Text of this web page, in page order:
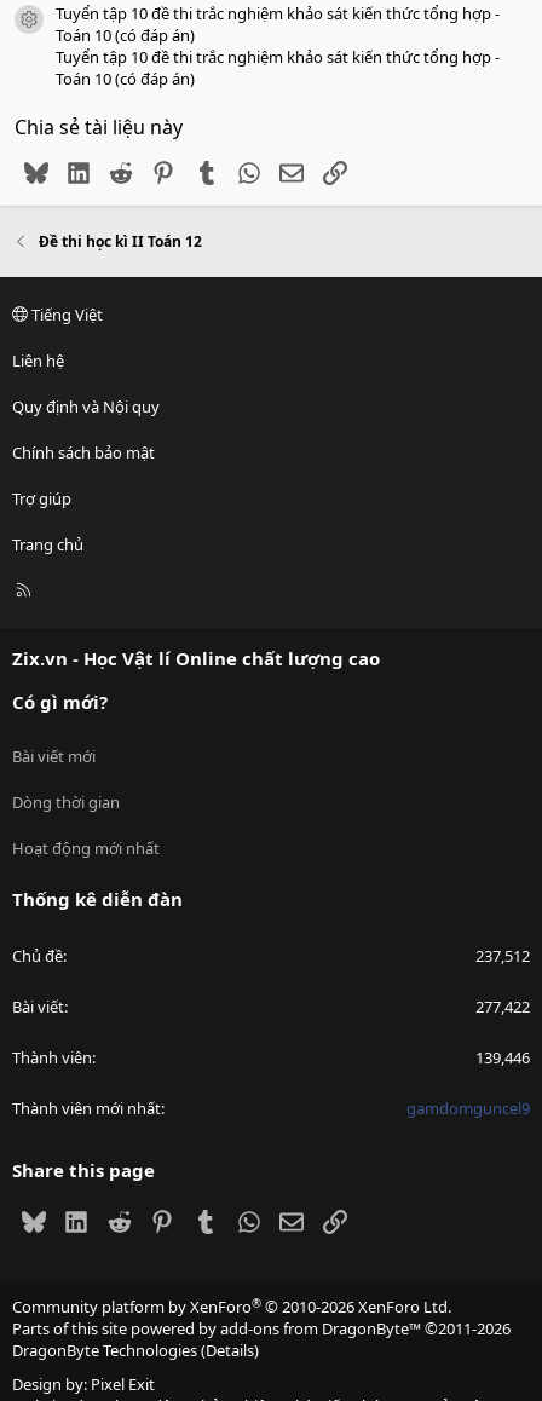
icon tài liệu
Tuyển tập 10 đề thi trắc nghiệm khảo sát kiến thức tổng hợp -
Toán 10 (có đáp án)
Tuyển tập 10 đề thi trắc nghiệm khảo sát kiến thức tổng hợp -
Toán 10 (có đáp án)
Chia sẻ tài liệu này
BlueskyLinkedIn
Reddit PinterestTumblr WhatsApp
EmailLink
Đề thi học kì II Toán 12
Tiếng Việt
Liên hệ
Quy định và Nội quy
Chính sách bảo mật
Trợ giúp
Trang chủ
R
Zix.vn - Học Vật lí Online chất lượng cao
Có gì mới?
Bài viết mới
Dòng thời gian
Hoạt động mới nhất
Thống kê diễn đàn
Chủ đề 237,512
Bài viết 277,422
Thành viên 139,446
Thành viên mới nhất gamdomguncel9
Share this page
BlueskyLinkedIn
Reddit PinterestTumblrWhatsApp
EmailLink
Community platform by XenForo® © 2010-2026 XenForo Ltd.
Parts of this site powered byadd-ons from DragonByte™©2011-2026
DragonByte Technologies(Details)
Design by: Pixel Exit